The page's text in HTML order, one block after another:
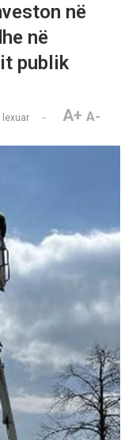
në
në
publik
lexuar A+ A-